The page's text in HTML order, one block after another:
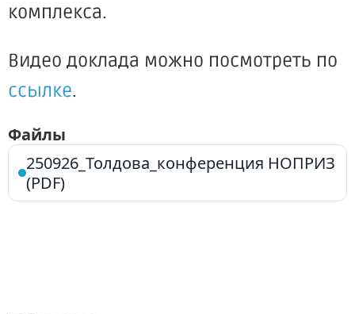
комплекса.
Видео доклада можно посмотреть по
ссылке.
Файлы
250926_Толдова_конференция НОПРИЗ
(PDF)